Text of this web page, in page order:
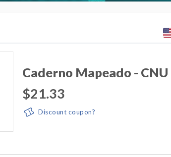
Caderno Mapeado - CNU
$21.33
Discount coupon?